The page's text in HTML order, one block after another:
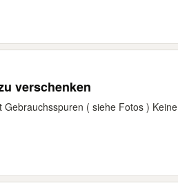
verschenken
( siehe Fotos )